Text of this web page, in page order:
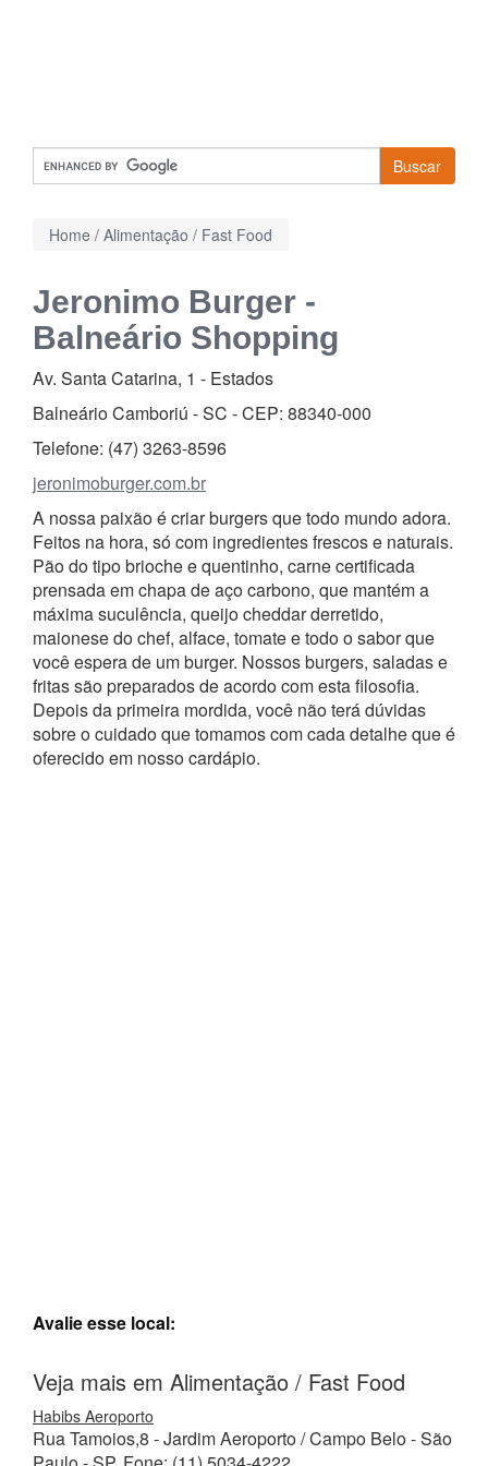
Buscar
Home / Alimentação / Fast Food
Jeronimo Burger -
Balneário Shopping
Av. Santa Catarina, 1 - Estados
Balneário Camboriú - SC - CEP: 88340-000
Telefone: (47) 3263-8596
jeronimoburger.com.br
A nossa paixão é criar burgers que todo mundo adora.
Feitos na hora, só com ingredientes frescos e naturais.
Pão do tipo brioche e quentinho, carne certificada
prensada em chapa de aço carbono, que mantém a
máxima suculência, queijo cheddar derretido,
maionese do chef, alface, tomate e todo o sabor que
você espera de um burger. Nossos burgers, saladas e
fritas são preparados de acordo com esta filosofia.
Depois da primeira mordida, você não terá dúvidas
sobre o cuidado que tomamos com cada detalhe que é
oferecido em nosso cardápio.
Avalie esse local:
Veja mais em Alimentação / Fast Food
Habibs Aeroporto
Rua Tamoios,8 - Jardim Aeroporto / Campo Belo - São